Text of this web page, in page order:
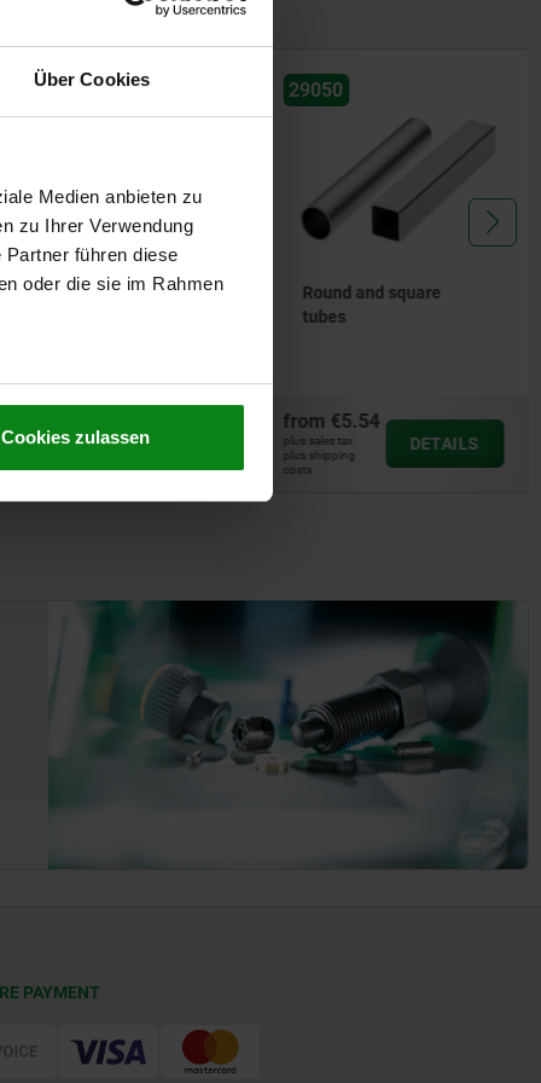
Über Cookies
Medien anbieten zu
zu Ihrer Verwendung
führen diese
oder die sie im Rahmen
Cookies zulassen
gauges
€3,136.96
sales tax
DETAILS
29050
Round and square
tubes
from €5.54
plus sales tax
plus shipping
costs
DETAILS
PAYMENT